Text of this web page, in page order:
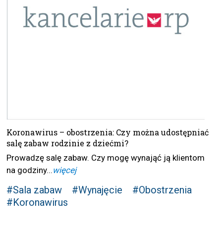
Koronawirus – obostrzenia: Czy można udostępniać
salę zabaw rodzinie z dziećmi?
Prowadzę salę zabaw. Czy mogę wynająć ją klientom
na godziny... więcej
#Sala zabaw #Wynajęcie
#Obostrzenia
#Koronawirus